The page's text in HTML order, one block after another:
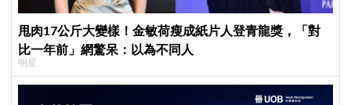
甩肉17公斤大變樣！金敏荷瘦成紙片人登青龍獎，「對
比一年前」網驚呆：以為不同人
明星